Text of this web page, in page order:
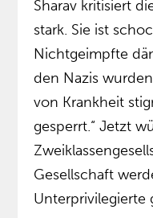
Sharav kritisiert
stark. Sie ist
Nichtgeimpfte
den Nazis
von Krankheit
gesperrt.“ Jetzt
Gesellschaft
Unterprivilegierte